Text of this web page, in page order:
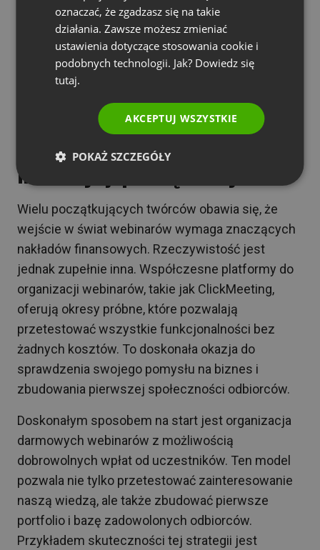
Jak rozpocząć przygodę z
webinarami bez dużych
inwestycji początkowych?
Wielu początkujących twórców obawia się, że
wejście w świat webinarów wymaga znaczących
nakładów finansowych. Rzeczywistość jest
jednak zupełnie inna. Współczesne platformy do
organizacji webinarów, takie jak ClickMeeting,
oferują okresy próbne, które pozwalają
przetestować wszystkie funkcjonalności bez
żadnych kosztów. To doskonała okazja do
sprawdzenia swojego pomysłu na biznes i
zbudowania pierwszej społeczności odbiorców.
Doskonałym sposobem na start jest organizacja
darmowych webinarów z możliwością
dobrowolnych wpłat od uczestników. Ten model
pozwala nie tylko przetestować zainteresowanie
naszą wiedzą, ale także zbudować pierwsze
portfolio i bazę zadowolonych odbiorców.
Przykładem skuteczności tej strategii jest
ITALIAN
oznaczać, że zgadzasz się na takie
działania. Zawsze możesz zmieniać
ustawienia dotyczące stosowania cookie i
podobnych technologii. Jak? Dowiedz się
tutaj.
AKCEPTUJ WSZYSTKIE
POKAŻ SZCZEGÓŁY